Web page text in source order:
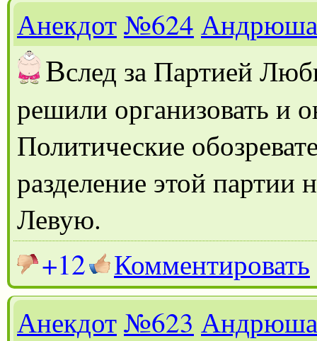
Анекдот№624 Андрюша
Вслед за Партией
решили организовать и
Политические
разделение этой
Левую.
+12
Комментировать
Анекдот№623 Андрюша